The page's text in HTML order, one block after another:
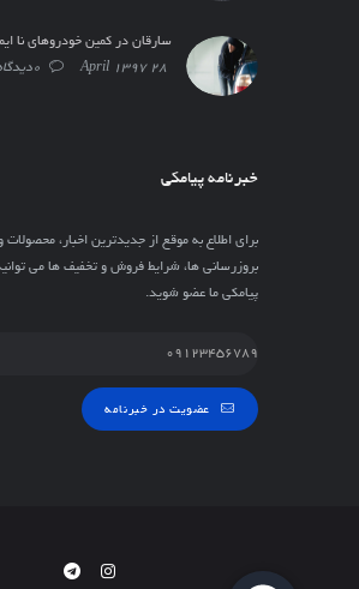
سارقان در کمین خودروهای نا
28 April 1397
0دیدگاه
خبرنامه پیامکی
برای اطلاع به موقع از جدیدترین اخبار، محصولات
بروزرسانی ها، شرایط فروش و تخفیف ها می
پیامکی ما عضو شوید.
عضویت در خبرنامه